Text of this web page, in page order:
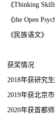
《Thinking
《the Open
《民族语文》
获奖情况
2018年获研究
2019年获北京
2020年获首都